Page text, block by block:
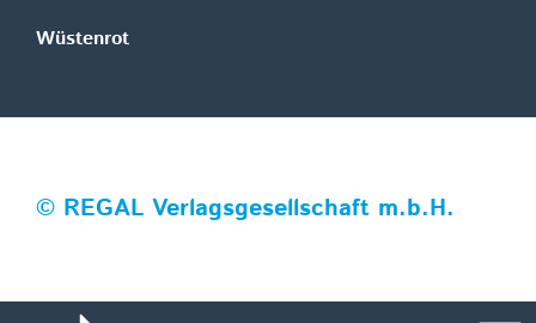
Wüstenrot
© REGAL Verlagsgesellschaft m.b.H.